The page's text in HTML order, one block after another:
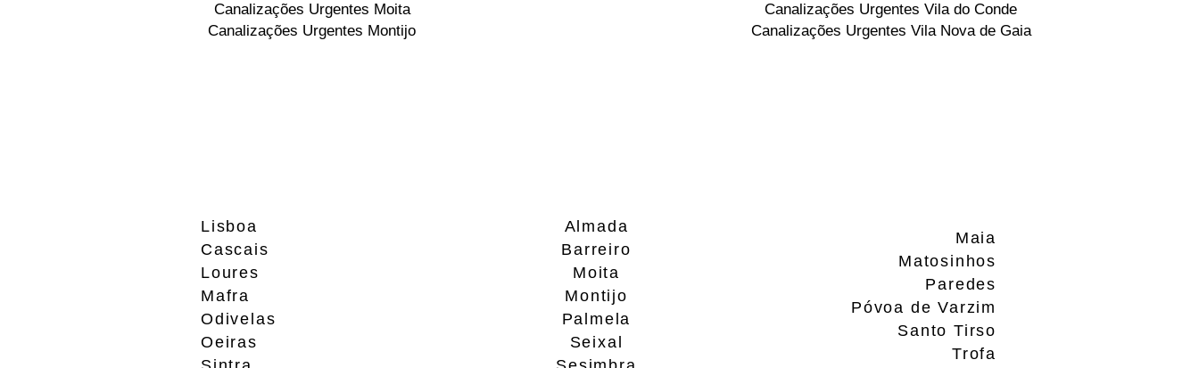
Canalizações Urgentes Moita
Canalizações Urgentes Montijo
Canalizações Urgentes Vila do Conde
Canalizações Urgentes Vila Nova de Gaia
Maia
Matosinhos
Paredes
Póvoa de Varzim
Santo Tirso
Trofa
Lisboa
Cascais
Loures
Mafra
Odivelas
Oeiras
Almada
Barreiro
Moita
Montijo
Palmela
Seixal